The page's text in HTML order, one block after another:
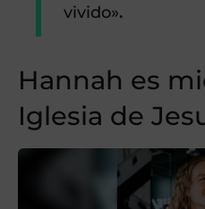
vivido».
Hannah es
Iglesia de